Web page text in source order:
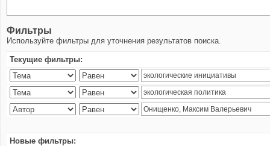
Фильтры
Используйте фильтры для уточнения результатов поиска.
Текущие фильтры:
Новые фильтры: